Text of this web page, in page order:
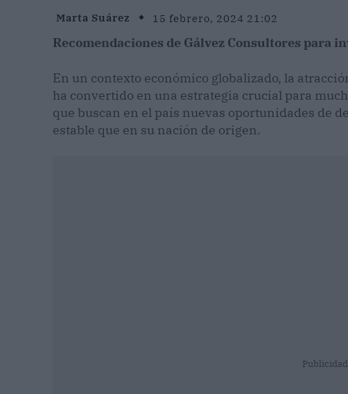
Marta Suárez 15 febrero, 2024 21:02
Recomendaciones de Gálvez Consultores para
En un contexto económico globalizado, la
ha convertido en una estrategia crucial para
que buscan en el país nuevas oportunidades de
estable que en su nación de origen.
Publicidad